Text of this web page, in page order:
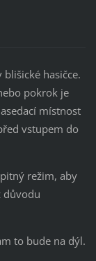
hasičce.
pokrok je
místnost
vstupem do
režim, aby
důvodu
to bude na dýl.